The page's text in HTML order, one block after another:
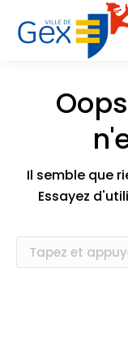
Il semble que
Essayez
Recherche
: